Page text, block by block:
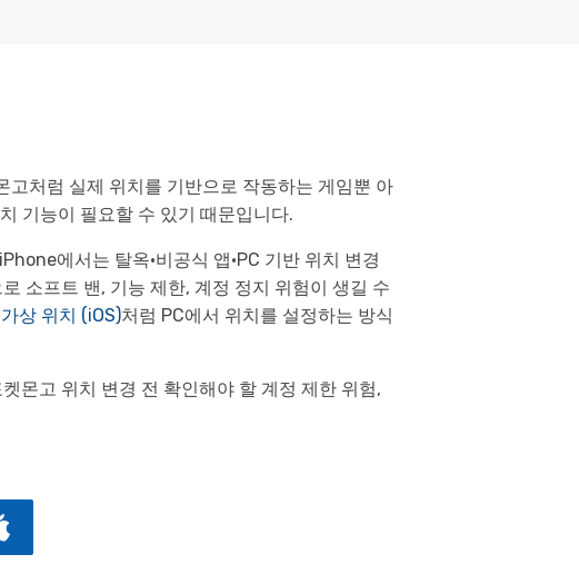
처럼 실제 위치를 기반으로 작동하는 게임뿐 아
기능이 필요할 수 있기 때문입니다.
에서는 탈옥·비공식 앱·PC 기반 위치 변경
소프트 밴, 기능 제한, 계정 정지 위험이 생길 수
상 위치 (iOS)처럼 PC에서 위치를 설정하는 방식
몬고 위치 변경 전 확인해야 할 계정 제한 위험,